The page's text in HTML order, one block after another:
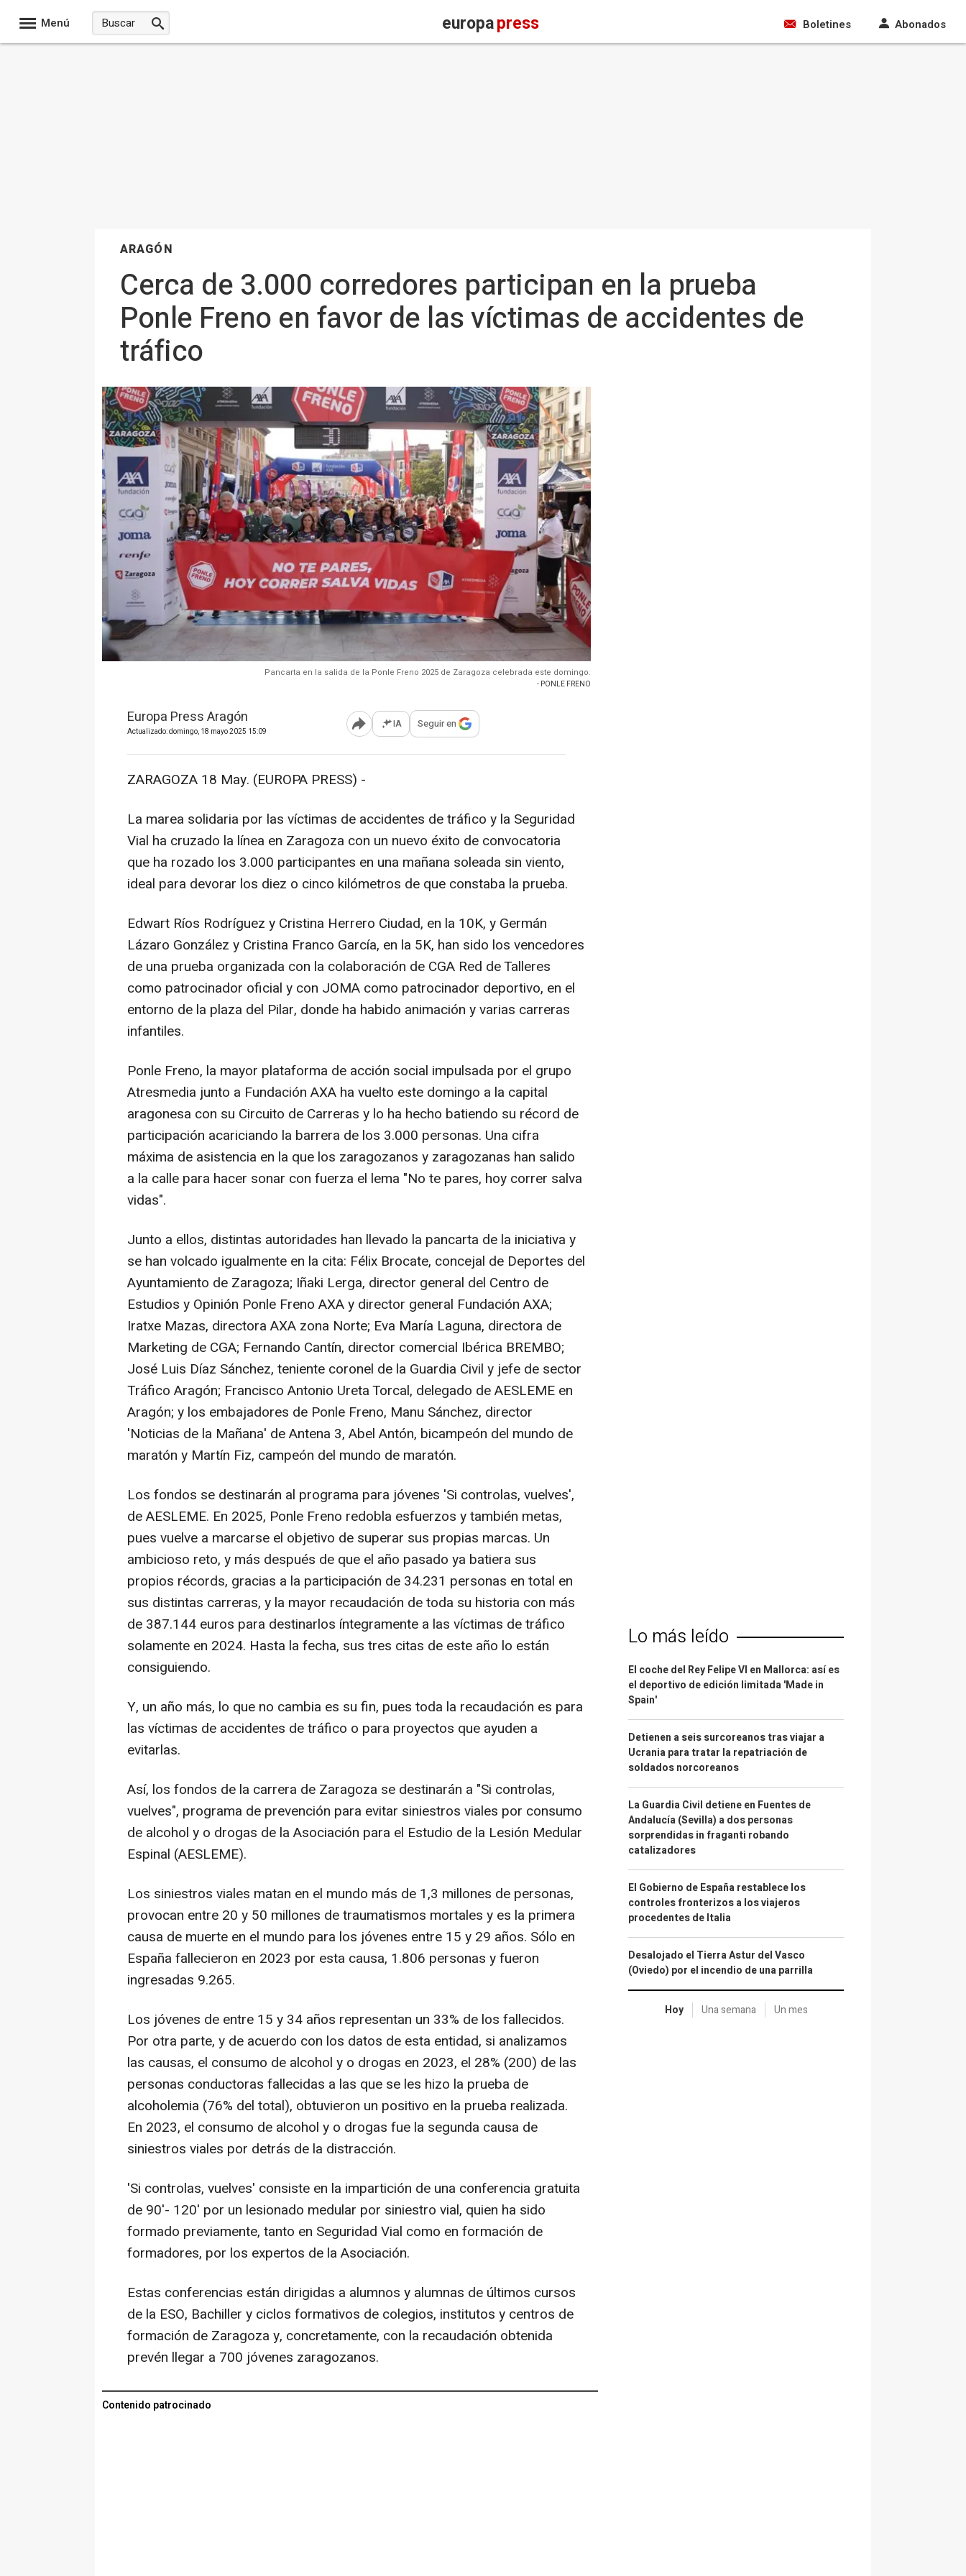
Menú europapress Boletines Abonados
ARAGÓN
Cerca de 3.000 corredores participan en la prueba
Ponle Freno en favor de las víctimas de accidentes de
tráfico
Pancarta en la salida de la Ponle Freno 2025 de Zaragoza celebrada este domingo.
- PONLE FRENO
Europa Press Aragón
Actualizado: domingo, 18 mayo 2025 15:09 Abrir opciones para compartir
IA Seguir en
ZARAGOZA 18 May. (EUROPA PRESS) -
La marea solidaria por las víctimas de accidentes de tráfico y la Seguridad
Vial ha cruzado la línea en Zaragoza con un nuevo éxito de convocatoria
que ha rozado los 3.000 participantes en una mañana soleada sin viento,
ideal para devorar los diez o cinco kilómetros de que constaba la prueba.
Edwart Ríos Rodríguez y Cristina Herrero Ciudad, en la 10K, y Germán
Lázaro González y Cristina Franco García, en la 5K, han sido los vencedores
de una prueba organizada con la colaboración de CGA Red de Talleres
como patrocinador oficial y con JOMA como patrocinador deportivo, en el
entorno de la plaza del Pilar, donde ha habido animación y varias carreras
infantiles.
Ponle Freno, la mayor plataforma de acción social impulsada por el grupo
Atresmedia junto a Fundación AXA ha vuelto este domingo a la capital
aragonesa con su Circuito de Carreras y lo ha hecho batiendo su récord de
participación acariciando la barrera de los 3.000 personas. Una cifra
máxima de asistencia en la que los zaragozanos y zaragozanas han salido
a la calle para hacer sonar con fuerza el lema "No te pares, hoy correr salva
vidas".
Junto a ellos, distintas autoridades han llevado la pancarta de la iniciativa y
se han volcado igualmente en la cita: Félix Brocate, concejal de Deportes del
Ayuntamiento de Zaragoza; Iñaki Lerga, director general del Centro de
Estudios y Opinión Ponle Freno AXA y director general Fundación AXA;
Iratxe Mazas, directora AXA zona Norte; Eva María Laguna, directora de
Marketing de CGA; Fernando Cantín, director comercial Ibérica BREMBO;
José Luis Díaz Sánchez, teniente coronel de la Guardia Civil y jefe de sector
Tráfico Aragón; Francisco Antonio Ureta Torcal, delegado de AESLEME en
Aragón; y los embajadores de Ponle Freno, Manu Sánchez, director
'Noticias de la Mañana' de Antena 3, Abel Antón, bicampeón del mundo de
maratón y Martín Fiz, campeón del mundo de maratón.
Los fondos se destinarán al programa para jóvenes 'Si controlas, vuelves',
de AESLEME. En 2025, Ponle Freno redobla esfuerzos y también metas,
pues vuelve a marcarse el objetivo de superar sus propias marcas. Un
ambicioso reto, y más después de que el año pasado ya batiera sus
propios récords, gracias a la participación de 34.231 personas en total en
sus distintas carreras, y la mayor recaudación de toda su historia con más
de 387.144 euros para destinarlos íntegramente a las víctimas de tráfico
solamente en 2024. Hasta la fecha, sus tres citas de este año lo están
consiguiendo.
Y, un año más, lo que no cambia es su fin, pues toda la recaudación es para
las víctimas de accidentes de tráfico o para proyectos que ayuden a
evitarlas.
Así, los fondos de la carrera de Zaragoza se destinarán a "Si controlas,
vuelves", programa de prevención para evitar siniestros viales por consumo
de alcohol y o drogas de la Asociación para el Estudio de la Lesión Medular
Espinal (AESLEME).
Los siniestros viales matan en el mundo más de 1,3 millones de personas,
provocan entre 20 y 50 millones de traumatismos mortales y es la primera
causa de muerte en el mundo para los jóvenes entre 15 y 29 años. Sólo en
España fallecieron en 2023 por esta causa, 1.806 personas y fueron
ingresadas 9.265.
Los jóvenes de entre 15 y 34 años representan un 33% de los fallecidos.
Por otra parte, y de acuerdo con los datos de esta entidad, si analizamos
las causas, el consumo de alcohol y o drogas en 2023, el 28% (200) de las
personas conductoras fallecidas a las que se les hizo la prueba de
alcoholemia (76% del total), obtuvieron un positivo en la prueba realizada.
En 2023, el consumo de alcohol y o drogas fue la segunda causa de
siniestros viales por detrás de la distracción.
'Si controlas, vuelves' consiste en la impartición de una conferencia gratuita
de 90'- 120' por un lesionado medular por siniestro vial, quien ha sido
formado previamente, tanto en Seguridad Vial como en formación de
formadores, por los expertos de la Asociación.
Estas conferencias están dirigidas a alumnos y alumnas de últimos cursos
de la ESO, Bachiller y ciclos formativos de colegios, institutos y centros de
formación de Zaragoza y, concretamente, con la recaudación obtenida
prevén llegar a 700 jóvenes zaragozanos.
Contenido patrocinado
Lo más leído
El coche del Rey Felipe VI en Mallorca: así es
el deportivo de edición limitada 'Made in
Spain'
Detienen a seis surcoreanos tras viajar a
Ucrania para tratar la repatriación de
soldados norcoreanos
La Guardia Civil detiene en Fuentes de
Andalucía (Sevilla) a dos personas
sorprendidas in fraganti robando
catalizadores
El Gobierno de España restablece los
controles fronterizos a los viajeros
procedentes de Italia
Desalojado el Tierra Astur del Vasco
(Oviedo) por el incendio de una parrilla
Hoy Una semana Un mes